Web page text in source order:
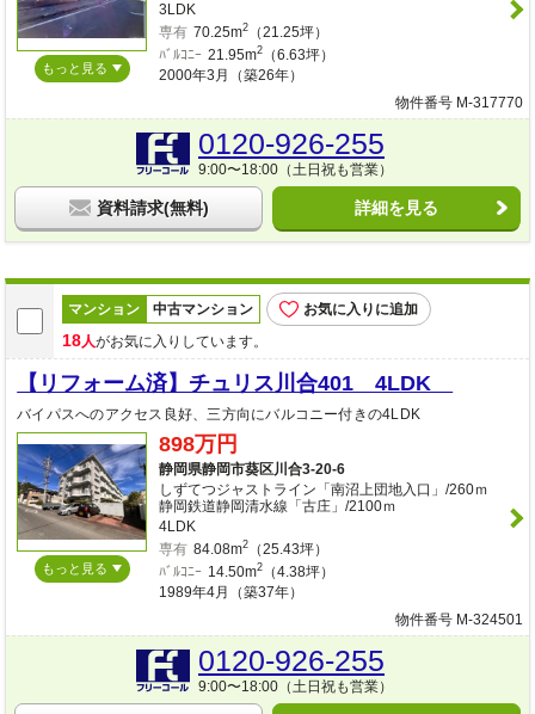
もっと見る
3LDK
専有 70.25m2（21.25坪）
ﾊﾞﾙｺﾆｰ 21.95m2（6.63坪）
2000年3月（築26年）
物件番号 M-317770
0120-926-255
9:00〜18:00（土日祝も営業）
資料請求(無料) 詳細を見る
マンション 中古マンション お気に入りに追加
18人がお気に入りしています。
【リフォーム済】チュリス川合401 4LDK
バイパスへのアクセス良好、三方向にバルコニー付きの4LDK
もっと見る
898万円
静岡県静岡市葵区川合3-20-6
しずてつジャストライン「南沼上団地入口」/260ｍ
静岡鉄道静岡清水線「古庄」/2100ｍ
4LDK
専有 84.08m2（25.43坪）
ﾊﾞﾙｺﾆｰ 14.50m2（4.38坪）
1989年4月（築37年）
物件番号 M-324501
0120-926-255
9:00〜18:00（土日祝も営業）